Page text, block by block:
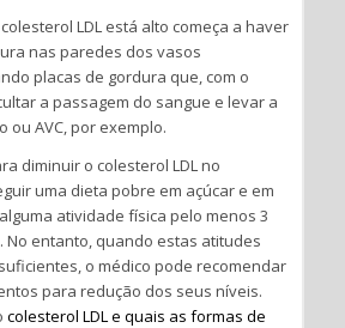
LDL está alto começa a haver
nas paredes dos vasos
placas de gordura que, com o
a passagem do sangue e levar a
ou AVC, por exemplo.
diminuir o colesterol LDL no
uma dieta pobre em açúcar e em
atividade física pelo menos 3
No entanto, quando estas atitudes
o médico pode recomendar
para redução dos seus níveis.
colesterol LDL e quais as formas de